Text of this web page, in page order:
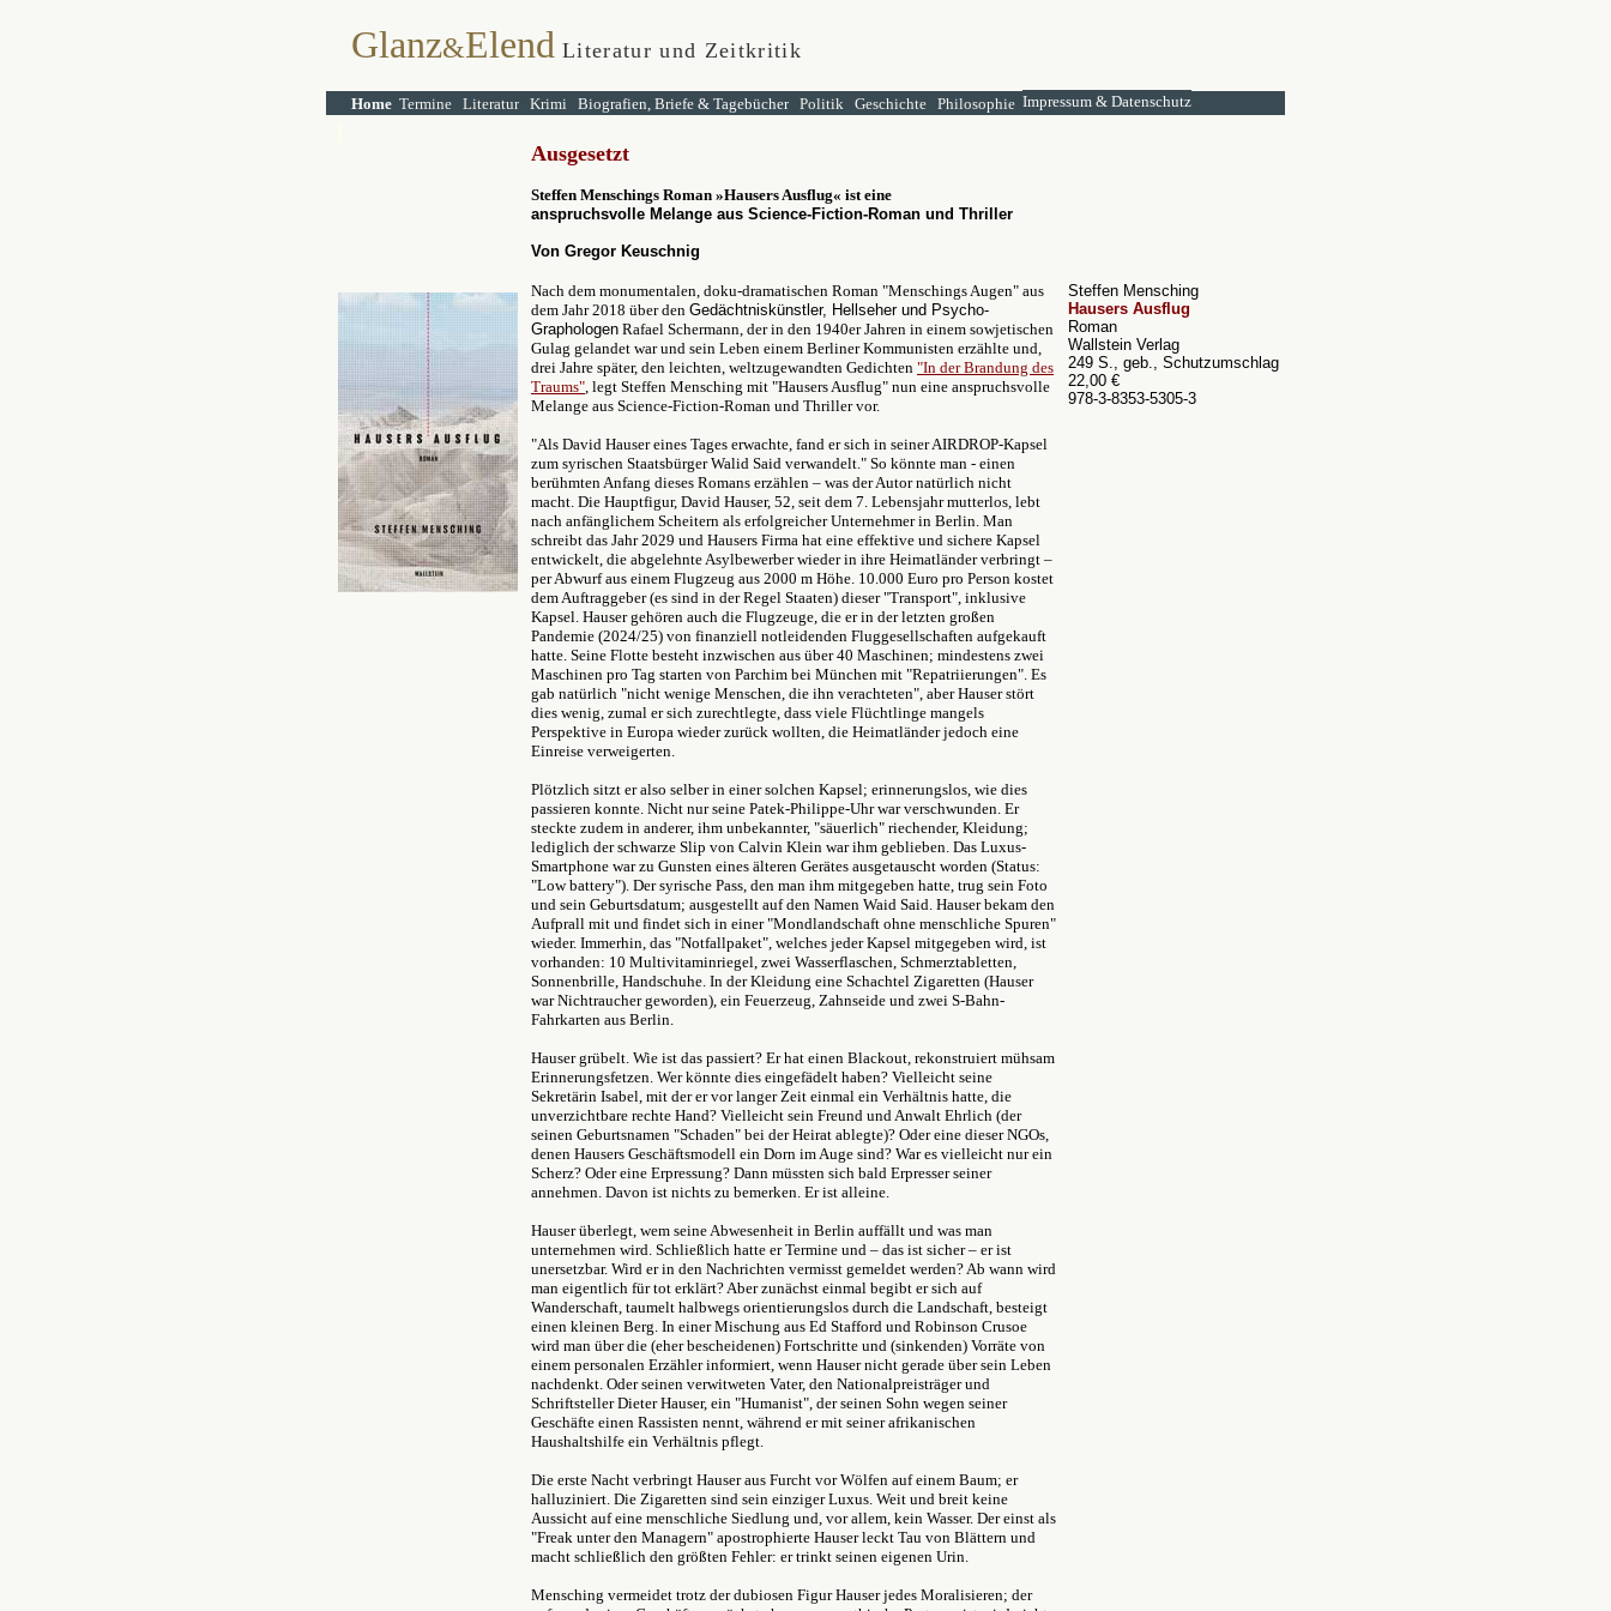
Glanz&Elend Literatur und Zeitkritik
Home Termine Literatur Krimi Biografien, Briefe & Tagebücher Politik Geschichte Philosophie Impressum & Datenschutz
Ausgesetzt
Steffen Menschings Roman »Hausers Ausflug« ist eine
anspruchsvolle Melange aus Science-Fiction-Roman und Thriller
Von Gregor Keuschnig
Nach dem monumentalen, doku-dramatischen Roman "Menschings Augen" aus
dem Jahr 2018 über den Gedächtniskünstler, Hellseher und Psycho-
Graphologen Rafael Schermann, der in den 1940er Jahren in einem sowjetischen
Gulag gelandet war und sein Leben einem Berliner Kommunisten erzählte und,
drei Jahre später, den leichten, weltzugewandten Gedichten "In der Brandung des
Traums", legt Steffen Mensching mit "Hausers Ausflug" nun eine anspruchsvolle
Melange aus Science-Fiction-Roman und Thriller vor.
"Als David Hauser eines Tages erwachte, fand er sich in seiner AIRDROP-Kapsel
zum syrischen Staatsbürger Walid Said verwandelt." So könnte man - einen
berühmten Anfang dieses Romans erzählen – was der Autor natürlich nicht
macht. Die Hauptfigur, David Hauser, 52, seit dem 7. Lebensjahr mutterlos, lebt
nach anfänglichem Scheitern als erfolgreicher Unternehmer in Berlin. Man
schreibt das Jahr 2029 und Hausers Firma hat eine effektive und sichere Kapsel
entwickelt, die abgelehnte Asylbewerber wieder in ihre Heimatländer verbringt –
per Abwurf aus einem Flugzeug aus 2000 m Höhe. 10.000 Euro pro Person kostet
dem Auftraggeber (es sind in der Regel Staaten) dieser "Transport", inklusive
Kapsel. Hauser gehören auch die Flugzeuge, die er in der letzten großen
Pandemie (2024/25) von finanziell notleidenden Fluggesellschaften aufgekauft
hatte. Seine Flotte besteht inzwischen aus über 40 Maschinen; mindestens zwei
Maschinen pro Tag starten von Parchim bei München mit "Repatriierungen". Es
gab natürlich "nicht wenige Menschen, die ihn verachteten", aber Hauser stört
dies wenig, zumal er sich zurechtlegte, dass viele Flüchtlinge mangels
Perspektive in Europa wieder zurück wollten, die Heimatländer jedoch eine
Einreise verweigerten.
Plötzlich sitzt er also selber in einer solchen Kapsel; erinnerungslos, wie dies
passieren konnte. Nicht nur seine Patek-Philippe-Uhr war verschwunden. Er
steckte zudem in anderer, ihm unbekannter, "säuerlich" riechender, Kleidung;
lediglich der schwarze Slip von Calvin Klein war ihm geblieben. Das Luxus-
Smartphone war zu Gunsten eines älteren Gerätes ausgetauscht worden (Status:
"Low battery"). Der syrische Pass, den man ihm mitgegeben hatte, trug sein Foto
und sein Geburtsdatum; ausgestellt auf den Namen Waid Said. Hauser bekam den
Aufprall mit und findet sich in einer "Mondlandschaft ohne menschliche Spuren"
wieder. Immerhin, das "Notfallpaket", welches jeder Kapsel mitgegeben wird, ist
vorhanden: 10 Multivitaminriegel, zwei Wasserflaschen, Schmerztabletten,
Sonnenbrille, Handschuhe. In der Kleidung eine Schachtel Zigaretten (Hauser
war Nichtraucher geworden), ein Feuerzeug, Zahnseide und zwei S-Bahn-
Fahrkarten aus Berlin.
Hauser grübelt. Wie ist das passiert? Er hat einen Blackout, rekonstruiert mühsam
Erinnerungsfetzen. Wer könnte dies eingefädelt haben? Vielleicht seine
Sekretärin Isabel, mit der er vor langer Zeit einmal ein Verhältnis hatte, die
unverzichtbare rechte Hand? Vielleicht sein Freund und Anwalt Ehrlich (der
seinen Geburtsnamen "Schaden" bei der Heirat ablegte)? Oder eine dieser NGOs,
denen Hausers Geschäftsmodell ein Dorn im Auge sind? War es vielleicht nur ein
Scherz? Oder eine Erpressung? Dann müssten sich bald Erpresser seiner
annehmen. Davon ist nichts zu bemerken. Er ist alleine.
Hauser überlegt, wem seine Abwesenheit in Berlin auffällt und was man
unternehmen wird. Schließlich hatte er Termine und – das ist sicher – er ist
unersetzbar. Wird er in den Nachrichten vermisst gemeldet werden? Ab wann wird
man eigentlich für tot erklärt? Aber zunächst einmal begibt er sich auf
Wanderschaft, taumelt halbwegs orientierungslos durch die Landschaft, besteigt
einen kleinen Berg. In einer Mischung aus Ed Stafford und Robinson Crusoe
wird man über die (eher bescheidenen) Fortschritte und (sinkenden) Vorräte von
einem personalen Erzähler informiert, wenn Hauser nicht gerade über sein Leben
nachdenkt. Oder seinen verwitweten Vater, den Nationalpreisträger und
Schriftsteller Dieter Hauser, ein "Humanist", der seinen Sohn wegen seiner
Geschäfte einen Rassisten nennt, während er mit seiner afrikanischen
Haushaltshilfe ein Verhältnis pflegt.
Die erste Nacht verbringt Hauser aus Furcht vor Wölfen auf einem Baum; er
halluziniert. Die Zigaretten sind sein einziger Luxus. Weit und breit keine
Aussicht auf eine menschliche Siedlung und, vor allem, kein Wasser. Der einst als
"Freak unter den Managern" apostrophierte Hauser leckt Tau von Blättern und
macht schließlich den größten Fehler: er trinkt seinen eigenen Urin.
Mensching vermeidet trotz der dubiosen Figur Hauser jedes Moralisieren; der
Steffen Mensching
Hausers Ausflug
Roman
Wallstein Verlag
249 S., geb., Schutzumschlag
22,00 €
978-3-8353-5305-3